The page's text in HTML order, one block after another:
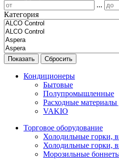
...
Категория
Показать Сбросить
Кондиционеры
Бытовые
Полупромышленные
Расходные
VAKIO
Торговое оборудование
Холодильные горки,
Холодильные горки,
Морозильные